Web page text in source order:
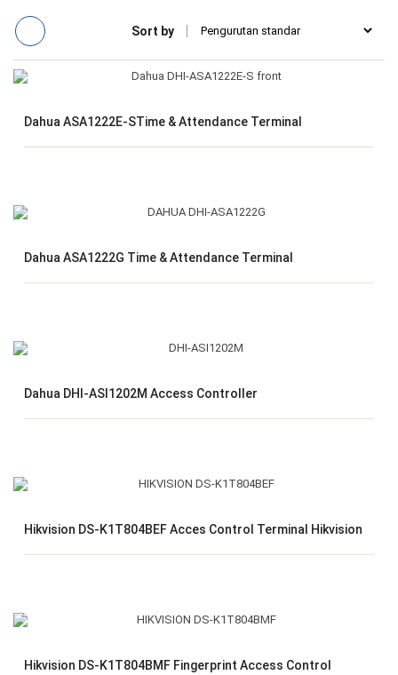
Sort by
Dahua ASA1222E-STime & Attendance Terminal
Dahua ASA1222G Time & Attendance Terminal
Dahua DHI-ASI1202M Access Controller
Hikvision DS-K1T804BEF Acces Control Terminal Hikvision
Hikvision DS-K1T804BMF Fingerprint Access Control